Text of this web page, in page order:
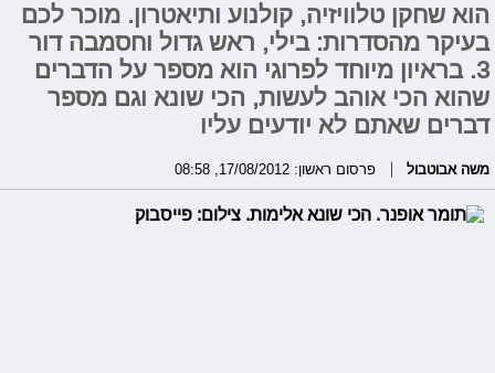
הוא שחקן טלוויזיה, קולנוע ותיאטרון. מוכר לכם
בעיקר מהסדרות: בילי, ראש גדול וחסמבה דור
3. בראיון מיוחד לפרוגי הוא מספר על הדברים
שהוא הכי אוהב לעשות, הכי שונא וגם מספר
דברים שאתם לא יודעים עליו
משה אבוטבול פרסום ראשון: 17/08/2012, 08:58